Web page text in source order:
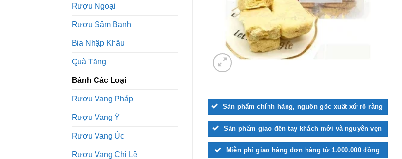
Rượu Ngoại
Rượu Sâm Banh
Bia Nhập Khẩu
Quà Tặng
Bánh Các Loại
Rượu Vang Pháp
Rượu Vang Ý
Rượu Vang Úc
Rượu Vang Chi Lê
Sản phẩm chính hãng, nguồn gốc xuất xứ rõ ràng
Sản phẩm giao đến tay khách mới và nguyên vẹn
Miễn phí giao hàng đơn hàng từ 1.000.000 đồng